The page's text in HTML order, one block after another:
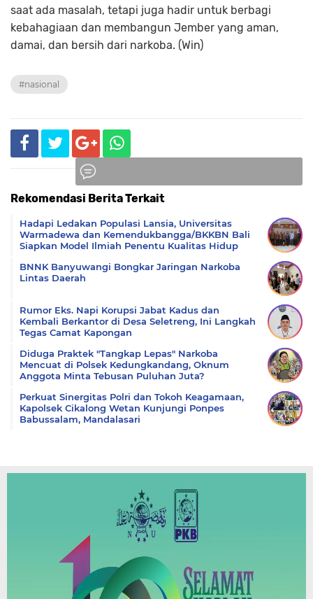
saat ada masalah, tetapi juga hadir untuk berbagi
kebahagiaan dan membangun Jember yang aman,
damai, dan bersih dari narkoba. (Win)
#nasional
Rekomendasi Berita Terkait
Hadapi Ledakan Populasi Lansia, Universitas
Warmadewa dan Kemendukbangga/BKKBN Bali
Siapkan Model Ilmiah Penentu Kualitas Hidup
BNNK Banyuwangi Bongkar Jaringan Narkoba
Lintas Daerah
Rumor Eks. Napi Korupsi Jabat Kadus dan
Kembali Berkantor di Desa Seletreng, Ini Langkah
Tegas Camat Kapongan
Diduga Praktek "Tangkap Lepas" Narkoba
Mencuat di Polsek Kedungkandang, Oknum
Anggota Minta Tebusan Puluhan Juta?
Perkuat Sinergitas Polri dan Tokoh Keagamaan,
Kapolsek Cikalong Wetan Kunjungi Ponpes
Babussalam, Mandalasari